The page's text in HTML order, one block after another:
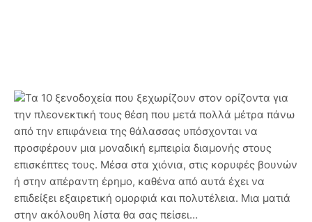
Τα 10 ξενοδοχεία που ξεχωρίζουν στον ορίζοντα για
την πλεονεκτική τους θέση που μετά πολλά μέτρα πάνω
από την επιφάνεια της θάλασσας υπόσχονται να
προσφέρουν μια μοναδική εμπειρία διαμονής στους
επισκέπτες τους. Μέσα στα χιόνια, στις κορυφές βουνών
ή στην απέραντη έρημο, καθένα από αυτά έχει να
επιδείξει εξαιρετική ομορφιά και πολυτέλεια. Μια ματιά
στην ακόλουθη λίστα θα σας πείσει…